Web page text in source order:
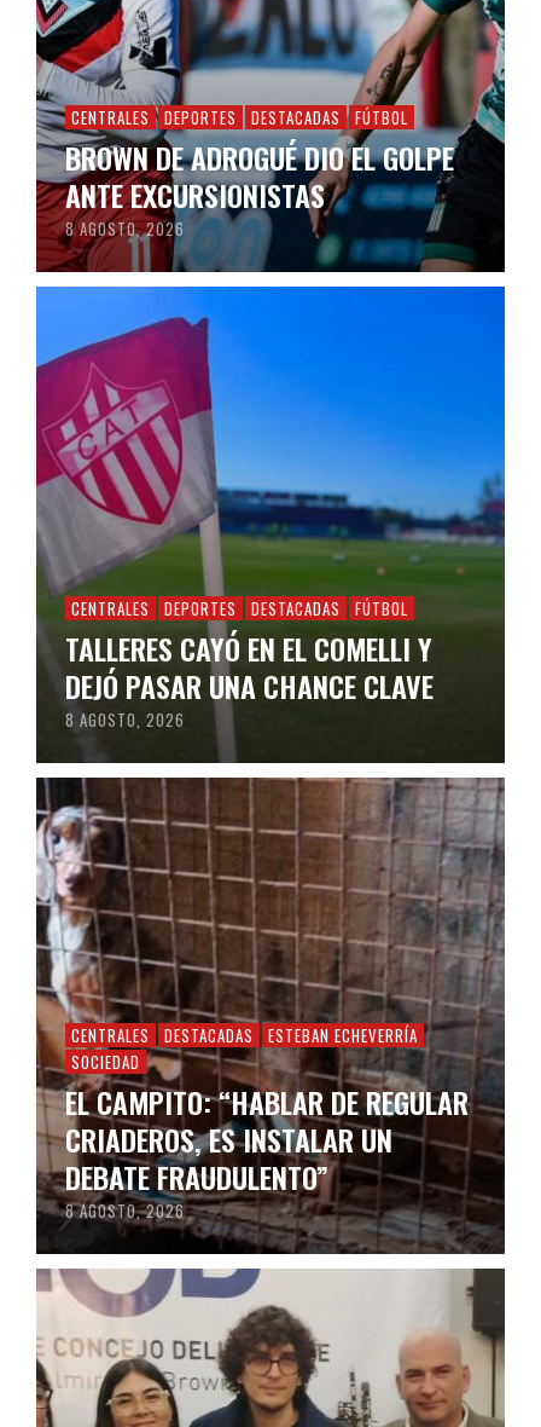
CENTRALES DEPORTES DESTACADAS FÚTBOL
BROWN DE ADROGUÉ DIO EL GOLPE
ANTE EXCURSIONISTAS
8 AGOSTO, 2026
CENTRALES DEPORTES DESTACADAS FÚTBOL
TALLERES CAYÓ EN EL COMELLI Y
DEJÓ PASAR UNA CHANCE CLAVE
8 AGOSTO, 2026
CENTRALES DESTACADAS
ESTEBAN ECHEVERRÍA
SOCIEDAD
EL CAMPITO: “HABLAR DE REGULAR
CRIADEROS, ES INSTALAR UN
DEBATE FRAUDULENTO”
8 AGOSTO, 2026